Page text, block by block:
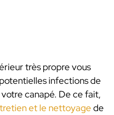
très propre vous
infections de
canapé. De ce fait,
et le nettoyage de